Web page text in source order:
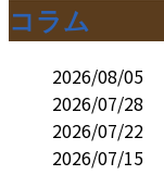
コラム
2026/08/05
2026/07/28
2026/07/22
2026/07/15